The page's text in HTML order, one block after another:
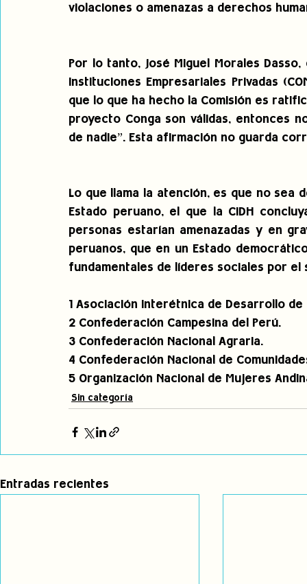
violaciones o amenazas a derechos
Por lo tanto, José Miguel Morales
Instituciones Empresariales Privadas
que lo que ha hecho la Comisión es
proyecto Conga son válidas, entonces
de nadie”. Esta afirmación no guarda
Lo que llama la atención, es que no sea
Estado peruano, el que la CIDH
personas estarían amenazadas y en
peruanos, que en un Estado
fundamentales de líderes sociales por
1 Asociación Interétnica de Desarrollo de
2 Confederación Campesina del Perú.
3 Confederación Nacional Agraria.
4 Confederación Nacional de
5 Organización Nacional de Mujeres
Sin categoría
Entradas recientes